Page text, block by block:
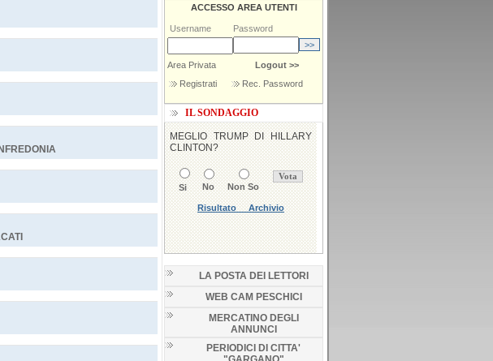
ACCESSO AREA UTENTI
Username Password
Area Privata
Logout >>
Registrati
Rec. Password
IL SONDAGGIO
LA POSTA DEI LETTORI
WEB CAM PESCHICI
MERCATINO DEGLI
ANNUNCI
PERIODICI DI CITTA'